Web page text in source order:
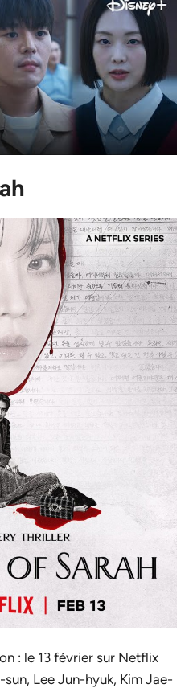
: le 13 février sur Netflix
Lee Jun-hyuk, Kim Jae-